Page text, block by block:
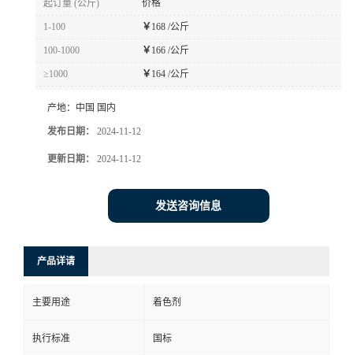
起订量 (公斤) 价格
1-100 ￥ 168 /公斤
100-1000 ￥ 166 /公斤
≥1000 ￥ 164 /公斤
产地： 中国 国内
发布日期： 2024-11-12
更新日期： 2024-11-12
发送咨询信息
产品详请
主要用途 着色剂
执行标准 国标